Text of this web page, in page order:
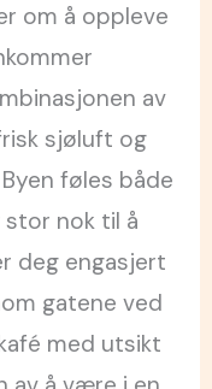
om å oppleve
av
sjøluft og
føles både
nok til å
deg engasjert
gatene ved
med utsikt